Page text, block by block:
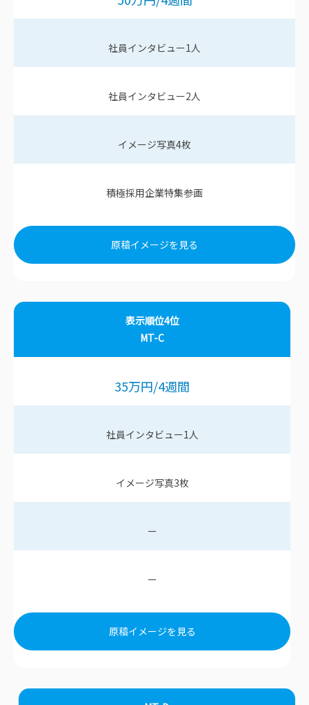
社員インタビュー1人
社員インタビュー2人
イメージ写真4枚
積極採用企業特集参画
原稿イメージを見る
表示順位4位
MT-C
35万円/4週間
社員インタビュー1人
イメージ写真3枚
ー
ー
原稿イメージを見る